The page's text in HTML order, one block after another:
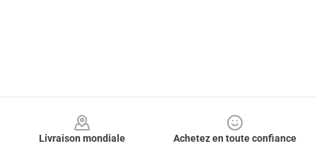
Livraison mondiale
Achetez en toute confiance